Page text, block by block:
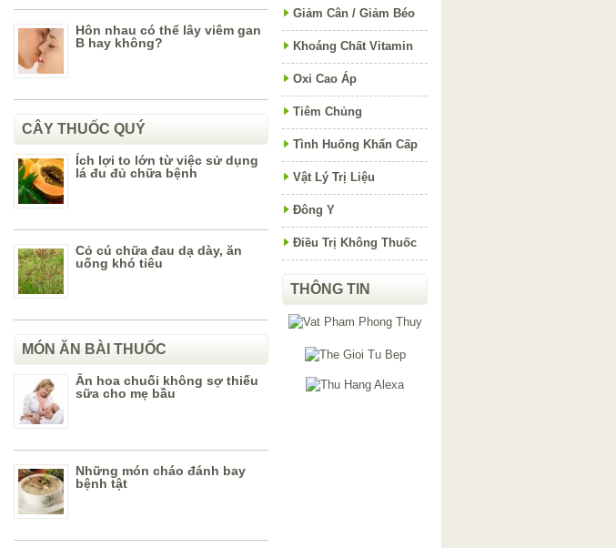
Hôn nhau có thể lây viêm gan
B hay không?
CÂY THUỐC QUÝ
Ích lợi to lớn từ việc sử dụng
lá đu đủ chữa bệnh
Cỏ cú chữa đau dạ dày, ăn
uống khó tiêu
MÓN ĂN BÀI THUỐC
Ăn hoa chuối không sợ thiếu
sữa cho mẹ bầu
Những món cháo đánh bay
bệnh tật
Giảm Cân / Giảm Béo
Khoáng Chất Vitamin
Oxi Cao Áp
Tiêm Chủng
Tình Huống Khẩn Cấp
Vật Lý Trị Liệu
Đông Y
Điều Trị Không Thuốc
THÔNG TIN